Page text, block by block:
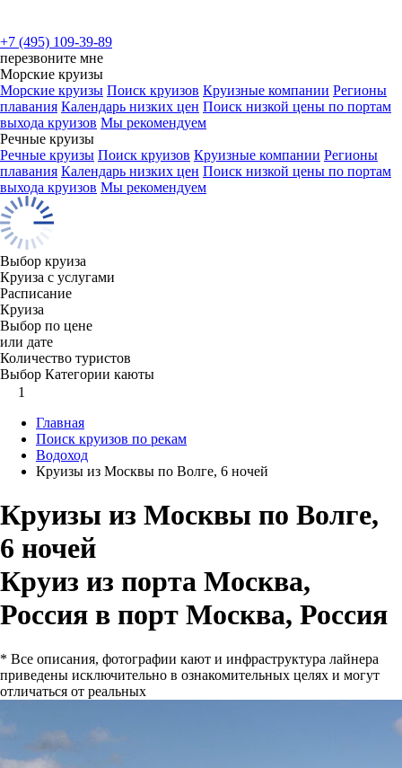
+7 (495) 109-39-89
перезвоните мне
Морские круизы
Морские круизы Поиск круизов Круизные компании Регионы
плавания Календарь низких цен Поиск низкой цены по портам
выхода круизов Мы рекомендуем
Речные круизы
Речные круизы Поиск круизов Круизные компании Регионы
плавания Календарь низких цен Поиск низкой цены по портам
выхода круизов Мы рекомендуем
Выбор круиза
Круиза с услугами
Расписание
Круиза
Выбор по цене
или дате
Количество туристов
Выбор Категории каюты
1
Главная
Поиск круизов по рекам
Водоход
Круизы из Москвы по Волге, 6 ночей
Круизы из Москвы по Волге,
6 ночей
Круиз из порта Москва,
Россия в порт Москва, Россия
* Все описания, фотографии кают и инфраструктура лайнера
приведены исключительно в ознакомительных целях и могут
отличаться от реальных